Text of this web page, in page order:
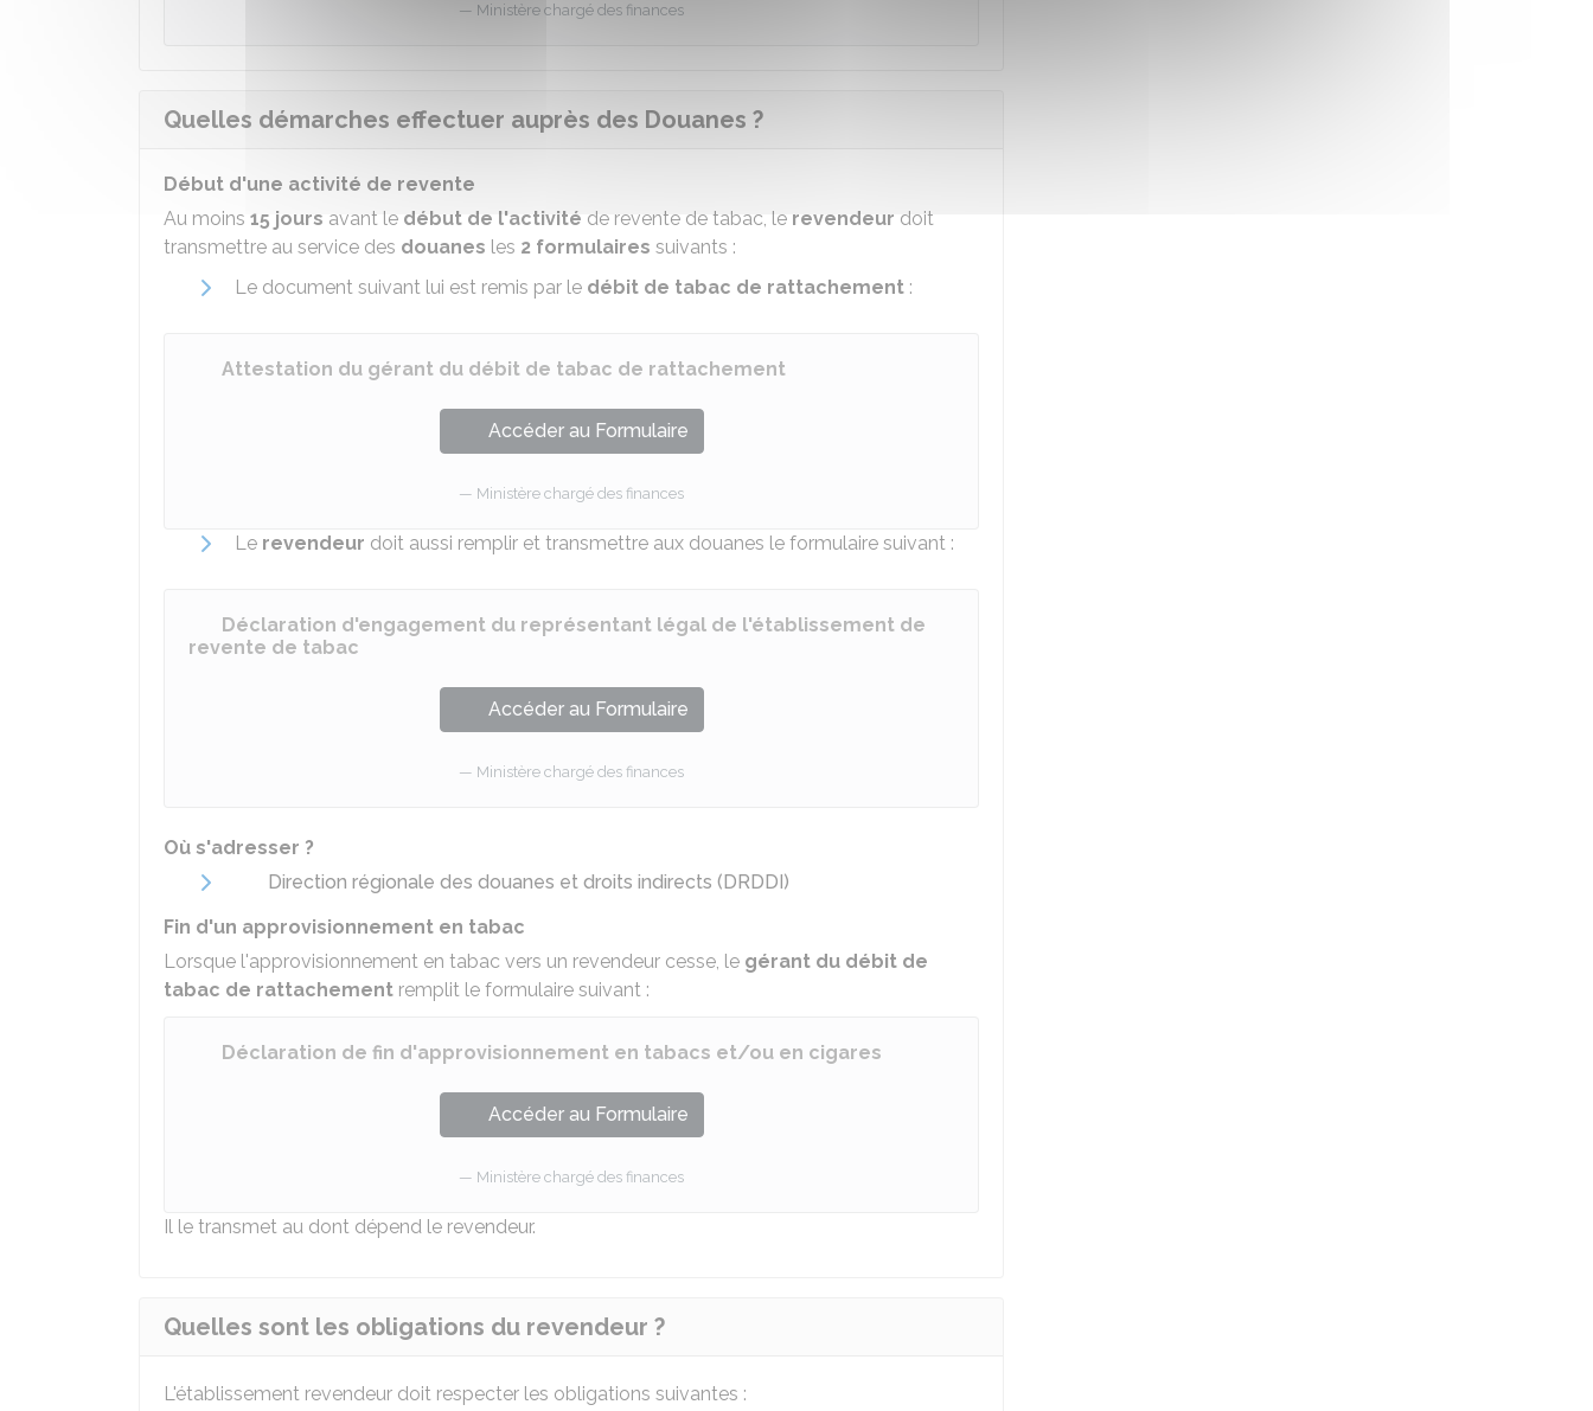
Ministère chargé des finances
Quelles démarches effectuer auprès des Douanes ?
Début d'une activité de revente
Au moins 15 jours avant le début de l'activité de revente de tabac, le revendeur doit
transmettre au service des douanes les 2 formulaires suivants :
Le document suivant lui est remis par le débit de tabac de rattachement :
Attestation du gérant du débit de tabac de rattachement
Accéder au Formulaire
Ministère chargé des finances
Le revendeur doit aussi remplir et transmettre aux douanes le formulaire suivant :
Déclaration d'engagement du représentant légal de l'établissement de
revente de tabac
Accéder au Formulaire
Ministère chargé des finances
Où s'adresser ?
Direction régionale des douanes et droits indirects (DRDDI)
Fin d'un approvisionnement en tabac
Lorsque l'approvisionnement en tabac vers un revendeur cesse, le gérant du débit de
tabac de rattachement remplit le formulaire suivant :
Déclaration de fin d'approvisionnement en tabacs et/ou en cigares
Accéder au Formulaire
Ministère chargé des finances
Il le transmet au dont dépend le revendeur.
Quelles sont les obligations du revendeur ?
L'établissement revendeur doit respecter les obligations suivantes :